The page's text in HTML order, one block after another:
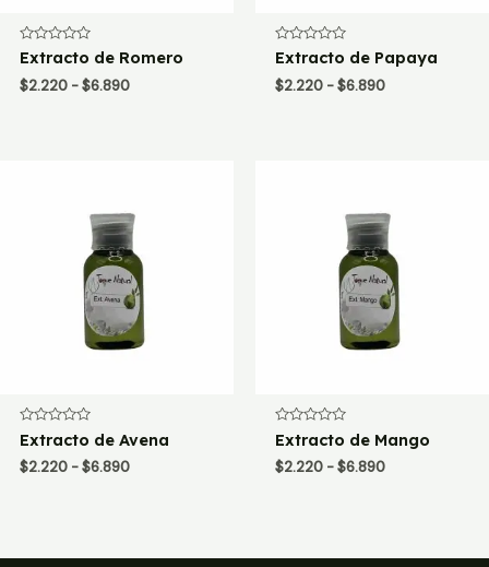
Valorado
con
0
de
Extracto de Romero
$2.220 - $6.890Rango
Valorado
con
0
de
Extracto de Papaya
$2.220 - $6.890Rango
Valorado
con
0
de
Extracto de Avena
$2.220 - $6.890Rango
hasta
Valorado
con
0
de
Extracto de Mango
$2.220 - $6.890Rango
hasta